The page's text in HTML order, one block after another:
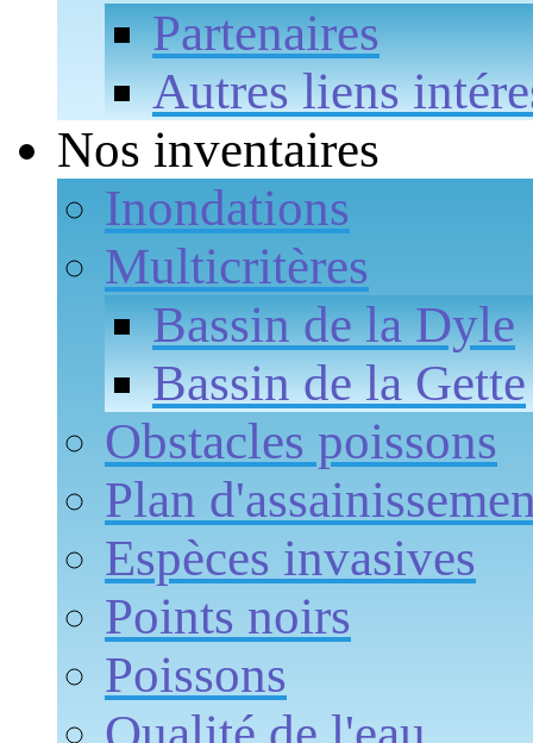
Partenaires
Autres liens
Nos inventaires
Inondations
Multicritères
Bassin de la Dyle
Bassin de la Gette
Obstacles poissons
Plan
Espèces invasives
Points noirs
Poissons